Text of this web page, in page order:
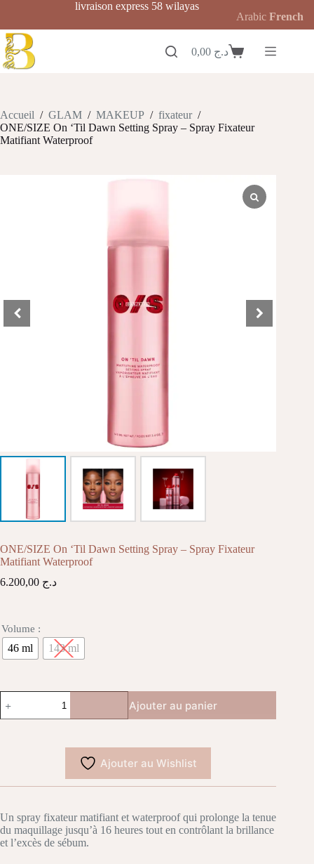
contenu
livraison express 58 wilayas
Panierد.ج
Accueil / GLAM / MAKEUP / fixateur /
ONE/SIZE On ‘Til Dawn Setting Spray – Spray Fixateur
Matifiant Waterproof
ONE/SIZE On ‘Til Dawn Setting Spray – Spray Fixateur
Matifiant Waterproof
د.ج
Volume :
46 ml 143 ml
de
ONE/SIZE
Fixateur
Matifiant
Waterproof
Ajouter au panier
Ajouter au Wishlist
Un spray fixateur matifiant et waterproof qui prolonge la tenue
du maquillage jusqu’à 16 heures tout en contrôlant la brillance
et l’excès de sébum.
Arabic French